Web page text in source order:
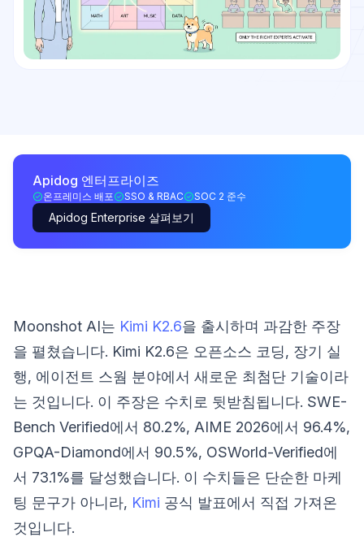
Apidog 엔터프라이즈
온프레미스 배포 SSO & RBAC SOC 2 준수
Apidog Enterprise 살펴보기
Moonshot AI는 Kimi K2.6을 출시하며 과감한 주장
을 펼쳤습니다. Kimi K2.6은 오픈소스 코딩, 장기 실
행, 에이전트 스웜 분야에서 새로운 최첨단 기술이라
는 것입니다. 이 주장은 수치로 뒷받침됩니다. SWE-
Bench Verified에서 80.2%, AIME 2026에서 96.4%,
GPQA-Diamond에서 90.5%, OSWorld-Verified에
서 73.1%를 달성했습니다. 이 수치들은 단순한 마케
팅 문구가 아니라, Kimi 공식 발표에서 직접 가져온
것입니다.